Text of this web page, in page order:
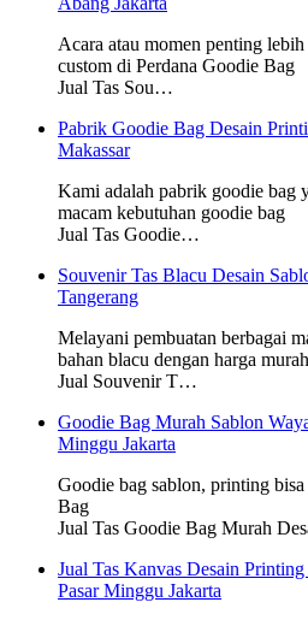
Acara atau momen penting
custom di Perdana Goodie Bag
Jual Tas Sou…
Pabrik Goodie Bag Desain
Makassar
Kami adalah pabrik goodie bag
macam kebutuhan goodie bag
Jual Tas Goodie…
Souvenir Tas Blacu Desain
Tangerang
Melayani pembuatan berbagai
bahan blacu dengan harga murah
Jual Souvenir T…
Goodie Bag Murah Sablon
Minggu Jakarta
Goodie bag sablon, printing
Bag
Jual Tas Goodie Bag Murah
Jual Tas Kanvas Desain
Pasar Minggu Jakarta